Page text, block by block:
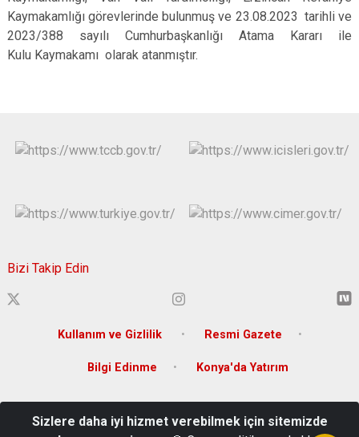
Kaymakamlığı görevlerinde bulunmuş ve 23.08.2023 tarihli ve
2023/388 sayılı Cumhurbaşkanlığı Atama Kararı ile
Kulu Kaymakamı olarak atanmıştır.
Bizi Takip Edin
Kullanım ve Gizlilik Resmi Gazete
Bilgi Edinme Konya'da Yatırım
Selçuklu/KONYA E-Posta : konya@icisleri.gov.tr
Sizlere daha iyi hizmet verebilmek için sitemizde